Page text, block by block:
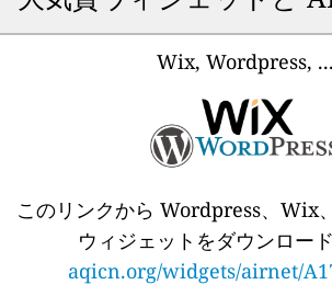
Wix, Wordpress, ...
このリンクから Wordpress、Wix
ウィジェットをダウンロード
aqicn.org/widgets/airnet/